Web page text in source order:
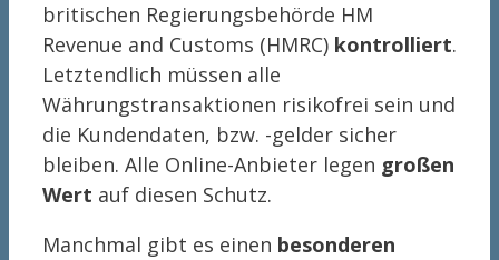
britischen Regierungsbehörde HM
Revenue and Customs (HMRC) kontrolliert.
Letztendlich müssen alle
Währungstransaktionen risikofrei sein und
die Kundendaten, bzw. -gelder sicher
bleiben. Alle Online-Anbieter legen großen
Wert auf diesen Schutz.
Manchmal gibt es einen besonderen